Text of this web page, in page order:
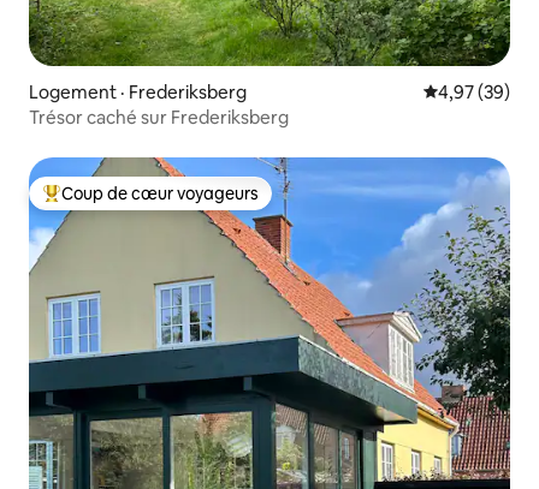
Logement · Frederiksberg Note
4,97 (39)
Trésor caché sur Frederiksberg
Coup de cœur voyageurs parmi les plus aimés
Coup de cœur voyageurs